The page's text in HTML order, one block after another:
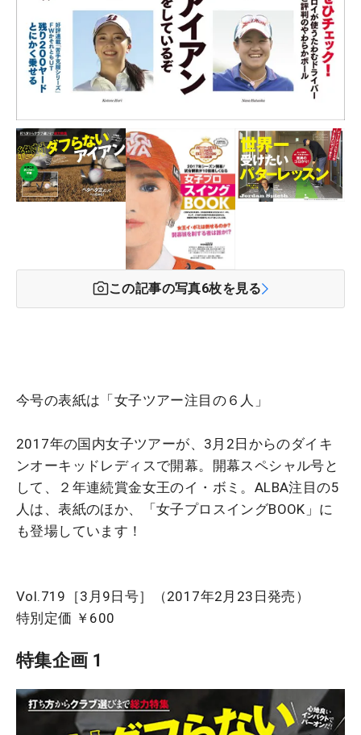
この記事の写真6枚を見る
今号の表紙は「女子ツアー注目の６人」
2017年の国内女子ツアーが、3月2日からのダイキ
ンオーキッドレディスで開幕。開幕スペシャル号と
して、２年連続賞金女王のイ・ボミ。ALBA注目の5
人は、表紙のほか、「女子プロスイングBOOK」に
も登場しています！
Vol.719［3月9日号］（2017年2月23日発売）
特別定価 ￥600
特集企画 1